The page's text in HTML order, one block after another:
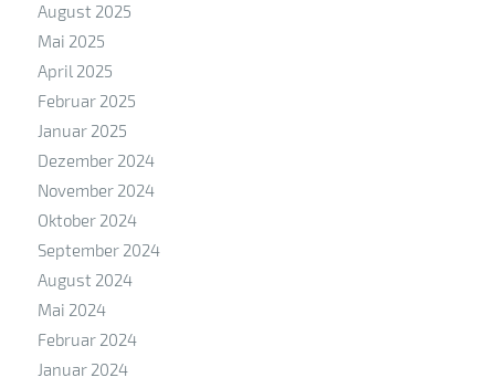
August 2025
Mai 2025
April 2025
Februar 2025
Januar 2025
Dezember 2024
November 2024
Oktober 2024
September 2024
August 2024
Mai 2024
Februar 2024
Januar 2024